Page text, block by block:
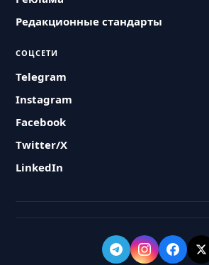
Редакционные стандарты
СОЦСЕТИ
Telegram
Instagram
Facebook
Twitter/X
LinkedIn